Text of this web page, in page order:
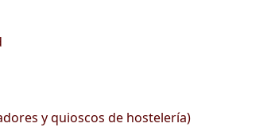
y quioscos de hostelería)